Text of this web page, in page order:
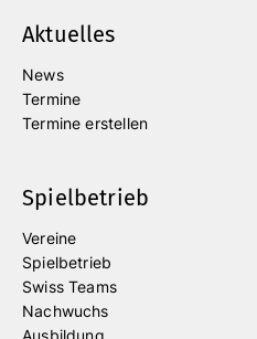
Aktuelles
News
Termine
Termine erstellen
Spielbetrieb
Vereine
Spielbetrieb
Swiss Teams
Nachwuchs
Ausbildung